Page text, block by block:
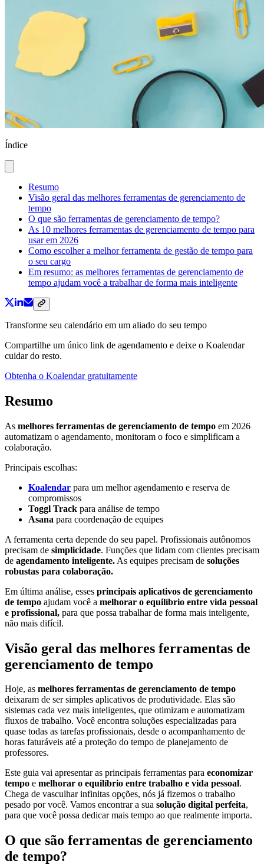
Índice
Resumo
Visão geral das melhores ferramentas de gerenciamento de
tempo
O que são ferramentas de gerenciamento de tempo?
As 10 melhores ferramentas de gerenciamento de tempo para
usar em 2026
Como escolher a melhor ferramenta de gestão de tempo para
o seu cargo
Em resumo: as melhores ferramentas de gerenciamento de
tempo ajudam você a trabalhar de forma mais inteligente
Transforme seu calendário em um aliado do seu tempo
Compartilhe um único link de agendamento e deixe o Koalendar
cuidar do resto.
Obtenha o Koalendar gratuitamente
Resumo
As melhores ferramentas de gerenciamento de tempo em 2026
automatizam o agendamento, monitoram o foco e simplificam a
colaboração.
Principais escolhas:
Koalendar para um melhor agendamento e reserva de
compromissos
Toggl Track para análise de tempo
Asana para coordenação de equipes
A ferramenta certa depende do seu papel. Profissionais autônomos
precisam de simplicidade. Funções que lidam com clientes precisam
de agendamento inteligente. As equipes precisam de soluções
robustas para colaboração.
Em última análise, esses principais aplicativos de gerenciamento
de tempo ajudam você a melhorar o equilíbrio entre vida pessoal
e profissional, para que possa trabalhar de forma mais inteligente,
não mais difícil.
Visão geral das melhores ferramentas de
gerenciamento de tempo
Hoje, as melhores ferramentas de gerenciamento de tempo
deixaram de ser simples aplicativos de produtividade. Elas são
sistemas cada vez mais inteligentes, que otimizam e automatizam
fluxos de trabalho. Você encontra soluções especializadas para
quase todas as tarefas profissionais, desde o acompanhamento de
horas faturáveis até a proteção do tempo de planejamento de
professores.
Este guia vai apresentar as principais ferramentas para economizar
tempo e melhorar o equilíbrio entre trabalho e vida pessoal.
Chega de vasculhar infinitas opções, nós já fizemos o trabalho
pesado por você. Vamos encontrar a sua solução digital perfeita,
para que você possa dedicar mais tempo ao que realmente importa.
O que são ferramentas de gerenciamento
de tempo?